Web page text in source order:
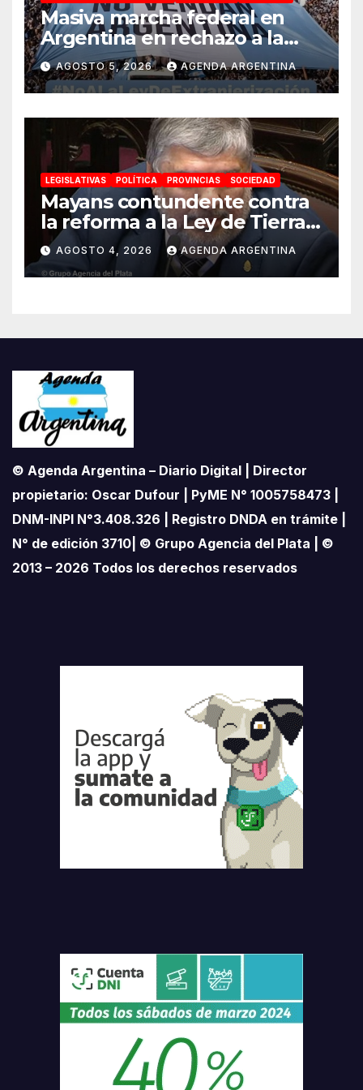
Masiva marcha federal en
Argentina en rechazo a la
reforma de la Ley de Tierras
impulsada por Milei: «La
soberanía no se negocia»
AGOSTO 5, 2026 AGENDA ARGENTINA
LEGISLATIVAS POLÍTICA PROVINCIAS SOCIEDAD
Mayans contundente contra
la reforma a la Ley de Tierras:
«Esta ley vende el país»
AGOSTO 4, 2026 AGENDA ARGENTINA
© Agenda Argentina – Diario Digital | Director
propietario: Oscar Dufour | PyME N° 1005758473 |
DNM-INPI N°3.408.326 | Registro DNDA en trámite |
N° de edición 3710| © Grupo Agencia del Plata | ©
2013 – 2026 Todos los derechos reservados